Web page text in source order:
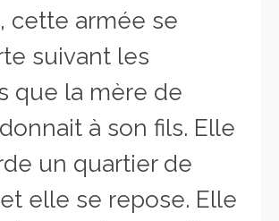
cette armée se
suivant les
que la mère de
à son fils. Elle
un quartier de
elle se repose. Elle